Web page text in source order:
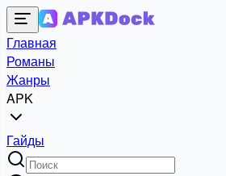
Главная
Романы
Жанры
APK
Гайды